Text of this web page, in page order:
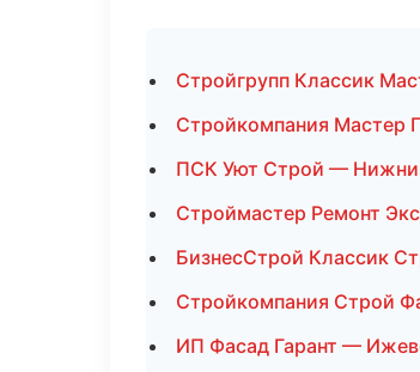
Стройгрупп Классик
Стройкомпания Мастер
ПСК Уют Строй —
Строймастер Ремонт
БизнесСтрой Классик
Стройкомпания Строй
ИП Фасад Гарант —